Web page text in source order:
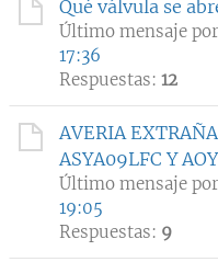
Qué válvula se
Último mensaje por
17:36
Respuestas: 12
AVERIA
ASYA09LFC Y
Último mensaje
19:05
Respuestas: 9